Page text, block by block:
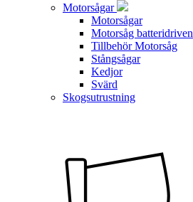
Motorsågar
Motorsågar
Motorsåg batteridriven
Tillbehör Motorsåg
Stångsågar
Kedjor
Svärd
Skogsutrustning